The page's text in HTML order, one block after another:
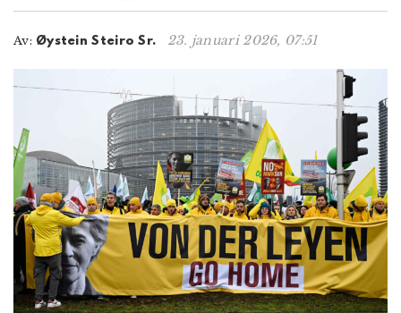
Av: Øystein Steiro Sr. 23. januari 2026, 07:51